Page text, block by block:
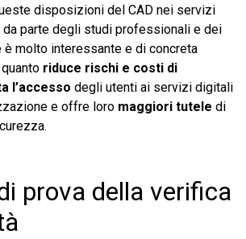
disposizioni del CAD nei servizi
parte degli studi professionali e dei
è molto interessante e di concreta
riduce rischi e costi di
l’accesso degli utenti ai servizi digitali
e offre loro maggiori tutele di
prova della verifica